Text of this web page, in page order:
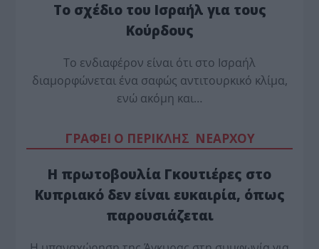
Το σχέδιο του Ισραήλ για τους
Κούρδους
Το ενδιαφέρον είναι ότι στο Ισραήλ
διαμορφώνεται ένα σαφώς αντιτουρκικό κλίμα,
ενώ ακόμη και…
ΓΡΑΦΕΙ Ο ΠΕΡΙΚΛΗΣ ΝΕΑΡΧΟΥ
Η πρωτοβουλία Γκουτιέρες στο
Κυπριακό δεν είναι ευκαιρία, όπως
παρουσιάζεται